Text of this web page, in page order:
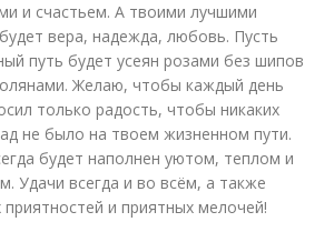
и счастьем. А твоими лучшими
вера, надежда, любовь. Пусть
путь будет усеян розами без шипов
Желаю, чтобы каждый день
только радость, чтобы никаких
не было на твоем жизненном пути.
будет наполнен уютом, теплом и
Удачи всегда и во всём, а также
и приятных мелочей!